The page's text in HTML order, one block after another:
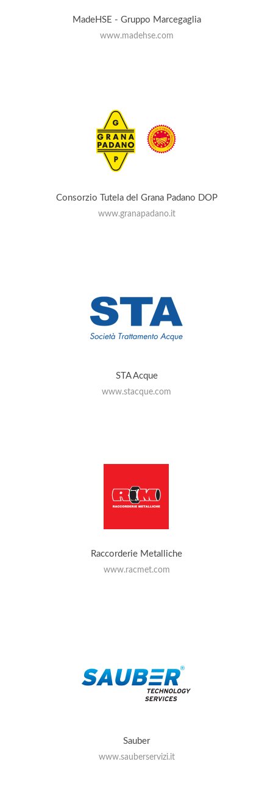
MadeHSE - Gruppo Marcegaglia
www.madehse.com
Consorzio Tutela del Grana Padano DOP
www.granapadano.it
STA Acque
www.stacque.com
Raccorderie Metalliche
www.racmet.com
Sauber
www.sauberservizi.it